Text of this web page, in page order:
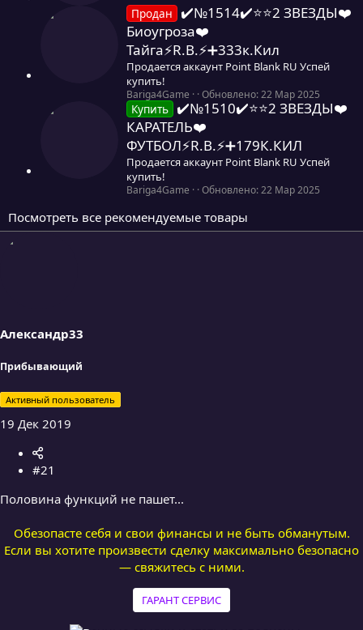
д
з
в
з
д
Продан
✔️№1514✔️⭐️⭐️2 ЗВЕЗДЫ❤️
Биоугроза❤️
Тайга⚡R.B.⚡➕333к.Кил
Продается аккаунт Point Blank RU Успей
купить!
Bariga4Game
0
,
0
з
в
Обновлено:22 Мар 2025
Купить ✔️№1510✔️⭐️⭐️2 ЗВЕЗДЫ❤️
КАРАТЕЛЬ❤️
ФУТБОЛ⚡R.B.⚡➕179К.КИЛ
Продается аккаунт Point Blank RU Успей
купить!
Bariga4Game
0
0
0
Обновлено:22 Мар 2025
Посмотреть все рекомендуемые товары
Александр33
Прибывающий
Активный пользователь
19 Дек 2019
#21
Половина функций не пашет...
Обезопасте себя и свои финансы и не быть обманутым.
Если вы хотите произвести сделку максимально безопасно
— свяжитесь с ними.
ГАРАНТ СЕРВИС